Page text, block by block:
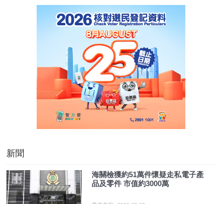
新聞
海關檢獲約51萬件懷疑走私電子產
品及零件 市值約3000萬